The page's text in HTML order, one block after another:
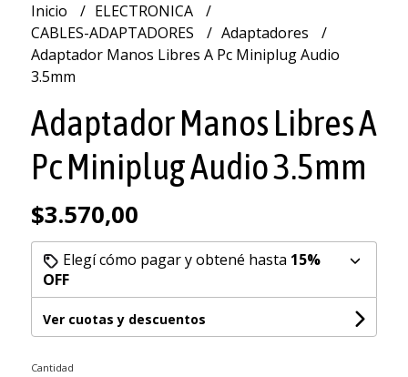
Inicio
ELECTRONICA
CABLES-ADAPTADORES
Adaptadores
Adaptador Manos Libres A Pc Miniplug Audio
3.5mm
Adaptador Manos Libres A
Pc Miniplug Audio 3.5mm
$3.570,00
Elegí cómo pagar y obtené hasta 15%
OFF
Ver cuotas y descuentos
Cantidad